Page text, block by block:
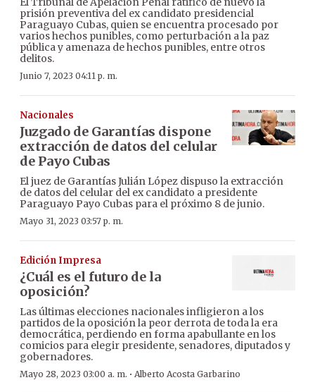
prisión preventiva del ex candidato presidencial
Paraguayo Cubas, quien se encuentra procesado por
varios hechos punibles, como perturbación a la paz
pública y amenaza de hechos punibles, entre otros
delitos.
Junio 7, 2023 04:11 p. m.
Nacionales
Juzgado de Garantías dispone
extracción de datos del celular
de Payo Cubas
El juez de Garantías Julián López dispuso la extracción
de datos del celular del ex candidato a presidente
Paraguayo Payo Cubas para el próximo 8 de junio.
Mayo 31, 2023 03:57 p. m.
Edición Impresa
¿Cuál es el futuro de la
oposición?
Las últimas elecciones nacionales infligieron a los
partidos de la oposición la peor derrota de toda la era
democrática, perdiendo en forma apabullante en los
comicios para elegir presidente, senadores, diputados y
gobernadores.
Mayo 28, 2023 03:00 a. m. · Alberto Acosta Garbarino